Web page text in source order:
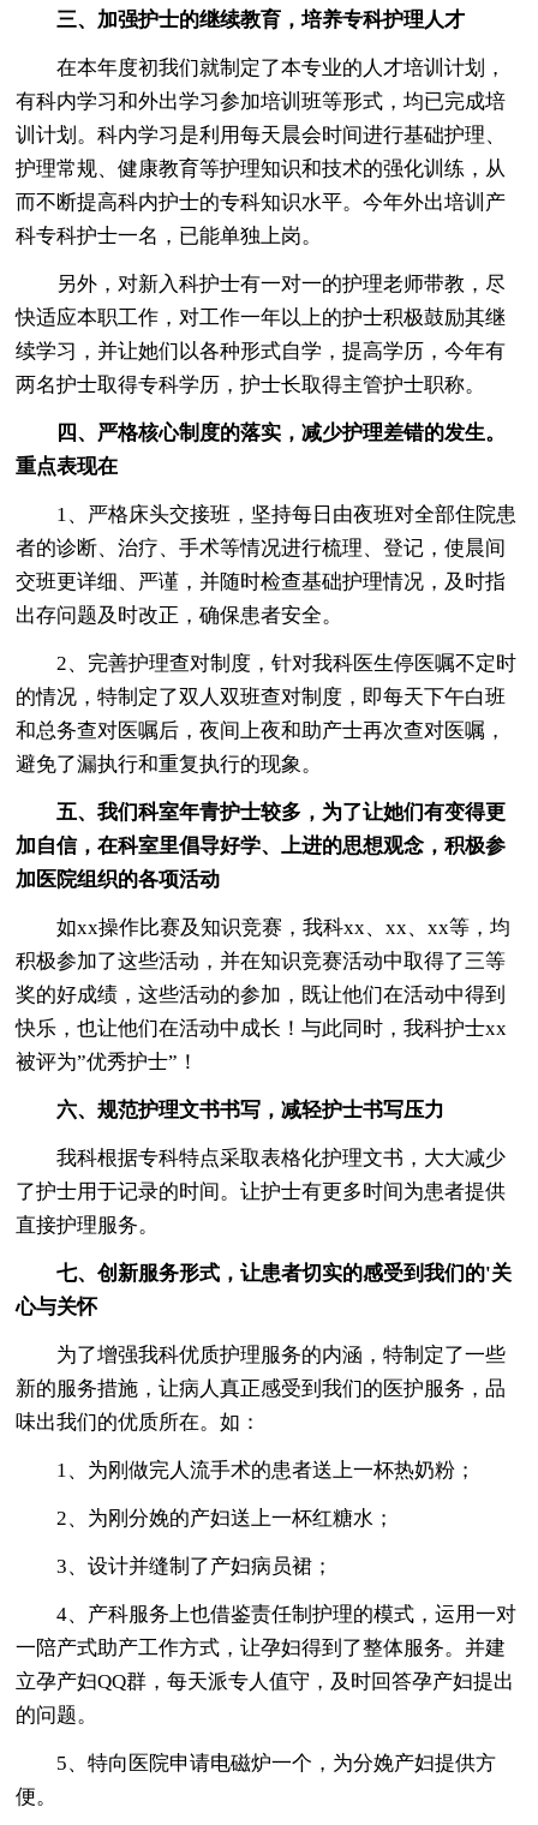
三、加强护士的继续教育，培养专科护理人才
在本年度初我们就制定了本专业的人才培训计划，
有科内学习和外出学习参加培训班等形式，均已完成培
训计划。科内学习是利用每天晨会时间进行基础护理、
护理常规、健康教育等护理知识和技术的强化训练，从
而不断提高科内护士的专科知识水平。今年外出培训产
科专科护士一名，已能单独上岗。
另外，对新入科护士有一对一的护理老师带教，尽
快适应本职工作，对工作一年以上的护士积极鼓励其继
续学习，并让她们以各种形式自学，提高学历，今年有
两名护士取得专科学历，护士长取得主管护士职称。
四、严格核心制度的落实，减少护理差错的发生。
重点表现在
1、严格床头交接班，坚持每日由夜班对全部住院患
者的诊断、治疗、手术等情况进行梳理、登记，使晨间
交班更详细、严谨，并随时检查基础护理情况，及时指
出存问题及时改正，确保患者安全。
2、完善护理查对制度，针对我科医生停医嘱不定时
的情况，特制定了双人双班查对制度，即每天下午白班
和总务查对医嘱后，夜间上夜和助产士再次查对医嘱，
避免了漏执行和重复执行的现象。
五、我们科室年青护士较多，为了让她们有变得更
加自信，在科室里倡导好学、上进的思想观念，积极参
加医院组织的各项活动
如xx操作比赛及知识竞赛，我科xx、xx、xx等，均
积极参加了这些活动，并在知识竞赛活动中取得了三等
奖的好成绩，这些活动的参加，既让他们在活动中得到
快乐，也让他们在活动中成长！与此同时，我科护士xx
被评为”优秀护士”！
六、规范护理文书书写，减轻护士书写压力
我科根据专科特点采取表格化护理文书，大大减少
了护士用于记录的时间。让护士有更多时间为患者提供
直接护理服务。
七、创新服务形式，让患者切实的感受到我们的'关
心与关怀
为了增强我科优质护理服务的内涵，特制定了一些
新的服务措施，让病人真正感受到我们的医护服务，品
味出我们的优质所在。如：
1、为刚做完人流手术的患者送上一杯热奶粉；
2、为刚分娩的产妇送上一杯红糖水；
3、设计并缝制了产妇病员裙；
4、产科服务上也借鉴责任制护理的模式，运用一对
一陪产式助产工作方式，让孕妇得到了整体服务。并建
立孕产妇QQ群，每天派专人值守，及时回答孕产妇提出
的问题。
5、特向医院申请电磁炉一个，为分娩产妇提供方
便。